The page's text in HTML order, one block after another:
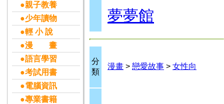
●親子教養
●少年讀物
●輕 小 說
●漫 畫
●語言學習
●考試用書
●電腦資訊
●專業書籍
夢夢館
分
類
漫畫 > 戀愛故事 > 女性向